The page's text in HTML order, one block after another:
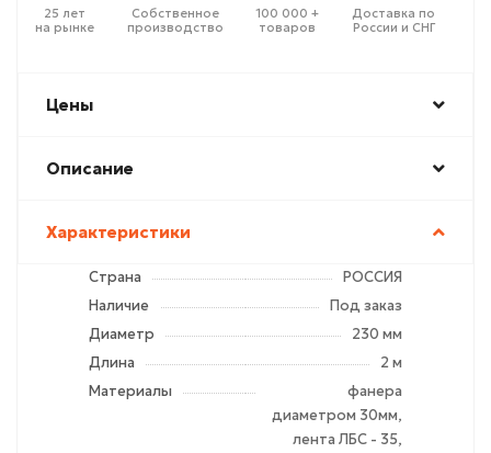
25 лет
на рынке
Собственное
производство
100 000 +
товаров
Доставка по
России и СНГ
Цены
Описание
Характеристики
Страна
РОССИЯ
Наличие
Под заказ
Диаметр
230 мм
Длина
2 м
Материалы
фанера
диаметром 30мм,
лента ЛБС - 35,